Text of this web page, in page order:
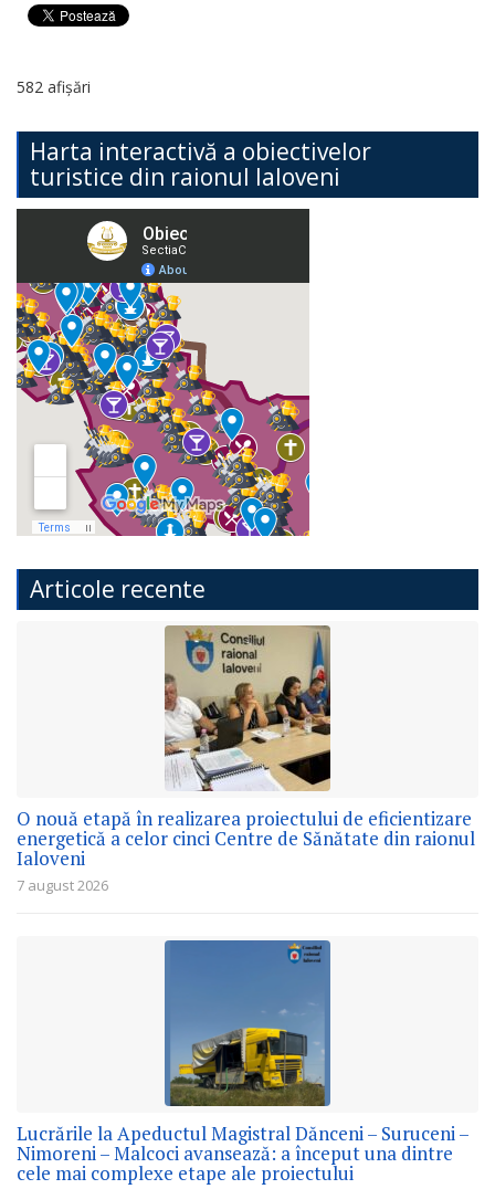
582 afișări
Harta interactivă a obiectivelor
turistice din raionul Ialoveni
Articole recente
O nouă etapă în realizarea proiectului de eficientizare
energetică a celor cinci Centre de Sănătate din raionul
Ialoveni
7 august 2026
Lucrările la Apeductul Magistral Dănceni – Suruceni –
Nimoreni – Malcoci avansează: a început una dintre
cele mai complexe etape ale proiectului